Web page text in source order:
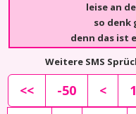
leise an
so denk
denn das ist
Weitere SMS
<< -50 <